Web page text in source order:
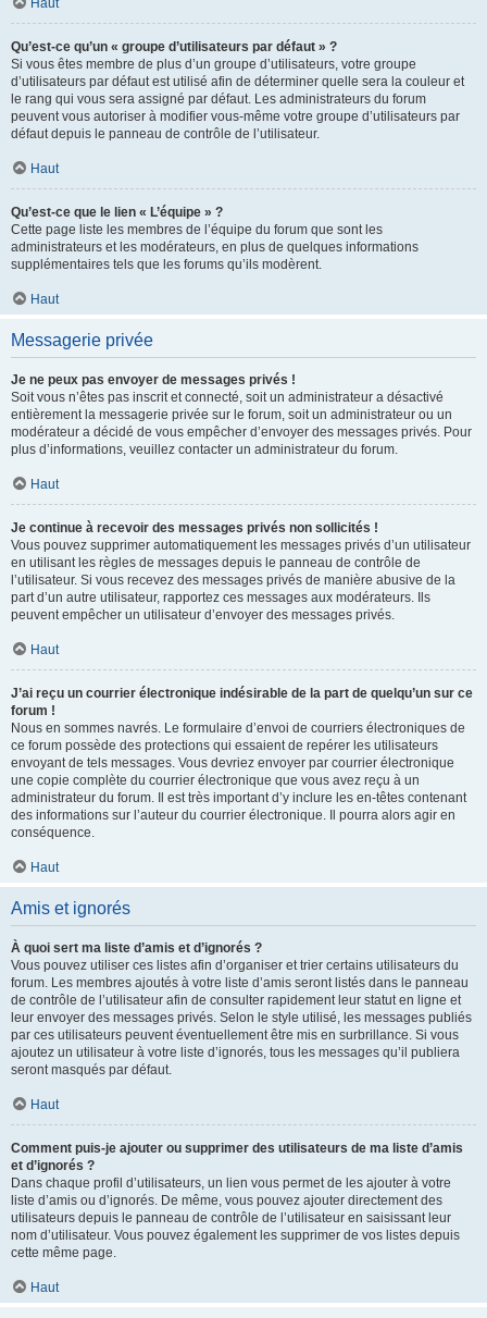
Haut
Qu’est-ce qu’un « groupe d’utilisateurs par défaut » ?
Si vous êtes membre de plus d’un groupe d’utilisateurs, votre groupe
d’utilisateurs par défaut est utilisé afin de déterminer quelle sera la couleur et
le rang qui vous sera assigné par défaut. Les administrateurs du forum
peuvent vous autoriser à modifier vous-même votre groupe d’utilisateurs par
défaut depuis le panneau de contrôle de l’utilisateur.
Haut
Qu’est-ce que le lien « L’équipe » ?
Cette page liste les membres de l’équipe du forum que sont les
administrateurs et les modérateurs, en plus de quelques informations
supplémentaires tels que les forums qu’ils modèrent.
Haut
Messagerie privée
Je ne peux pas envoyer de messages privés !
Soit vous n’êtes pas inscrit et connecté, soit un administrateur a désactivé
entièrement la messagerie privée sur le forum, soit un administrateur ou un
modérateur a décidé de vous empêcher d’envoyer des messages privés. Pour
plus d’informations, veuillez contacter un administrateur du forum.
Haut
Je continue à recevoir des messages privés non sollicités !
Vous pouvez supprimer automatiquement les messages privés d’un utilisateur
en utilisant les règles de messages depuis le panneau de contrôle de
l’utilisateur. Si vous recevez des messages privés de manière abusive de la
part d’un autre utilisateur, rapportez ces messages aux modérateurs. Ils
peuvent empêcher un utilisateur d’envoyer des messages privés.
Haut
J’ai reçu un courrier électronique indésirable de la part de quelqu’un sur ce
forum !
Nous en sommes navrés. Le formulaire d’envoi de courriers électroniques de
ce forum possède des protections qui essaient de repérer les utilisateurs
envoyant de tels messages. Vous devriez envoyer par courrier électronique
une copie complète du courrier électronique que vous avez reçu à un
administrateur du forum. Il est très important d’y inclure les en-têtes contenant
des informations sur l’auteur du courrier électronique. Il pourra alors agir en
conséquence.
Haut
Amis et ignorés
À quoi sert ma liste d’amis et d’ignorés ?
Vous pouvez utiliser ces listes afin d’organiser et trier certains utilisateurs du
forum. Les membres ajoutés à votre liste d’amis seront listés dans le panneau
de contrôle de l’utilisateur afin de consulter rapidement leur statut en ligne et
leur envoyer des messages privés. Selon le style utilisé, les messages publiés
par ces utilisateurs peuvent éventuellement être mis en surbrillance. Si vous
ajoutez un utilisateur à votre liste d’ignorés, tous les messages qu’il publiera
seront masqués par défaut.
Haut
Comment puis-je ajouter ou supprimer des utilisateurs de ma liste d’amis
et d’ignorés ?
Dans chaque profil d’utilisateurs, un lien vous permet de les ajouter à votre
liste d’amis ou d’ignorés. De même, vous pouvez ajouter directement des
utilisateurs depuis le panneau de contrôle de l’utilisateur en saisissant leur
nom d’utilisateur. Vous pouvez également les supprimer de vos listes depuis
cette même page.
Haut